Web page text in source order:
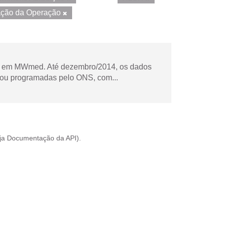
da Operação
MWmed. Até dezembro/2014, os dados
programadas pelo ONS, com...
Documentação da API ).